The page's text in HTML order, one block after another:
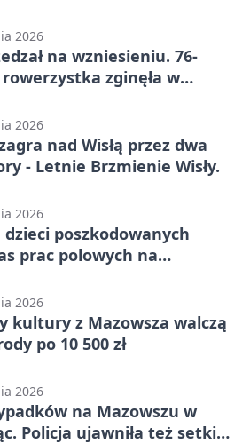
2026
na wzniesieniu. 76-
zginęła w
2026
nad Wisłą przez dwa
- Letnie Brzmienie Wisły.
2026
dzieci poszkodowanych
prac polowych na
2026
kultury z Mazowsza walczą
po 10 500 zł
2026
na Mazowszu w
Policja ujawniła też setki